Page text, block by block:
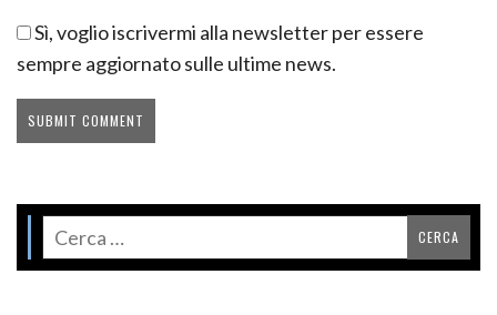
Sì, voglio iscrivermi alla newsletter per essere
sempre aggiornato sulle ultime news.